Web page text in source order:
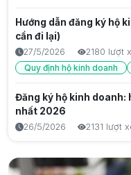
Mạng lưới bảo hành tủ
và tiêu chuẩn dịch vụ
8/8/2026
Tổng quan về hệ thống
của thương hiệu điện
8/8/2026 27 lượt
Bản đồ mạng lưới trung
Hướng dẫn đăng ký hộ
cần đi lại)
27/5/2026
2180 lượt
Quy định hộ kinh doanh
Đăng ký hộ kinh doanh:
nhất 2026
26/5/2026 2131 lượt
thu